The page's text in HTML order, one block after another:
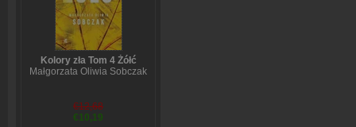
Kolory zła Tom 4 Żółć
Małgorzata Oliwia Sobczak
€12,68
€10,19